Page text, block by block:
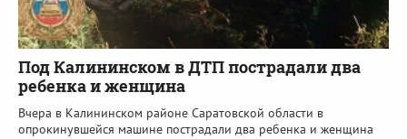
Под Калининском в ДТП пострадали два
ребенка и женщина
Вчера в Калининском районе Саратовской области в
опрокинувшейся машине пострадали два ребенка и женщина